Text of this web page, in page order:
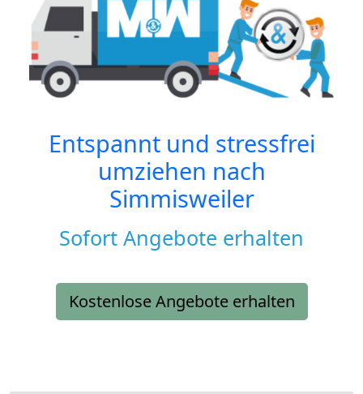
Entspannt und stressfrei
umziehen nach
Simmisweiler
Sofort Angebote erhalten
Kostenlose Angebote erhalten